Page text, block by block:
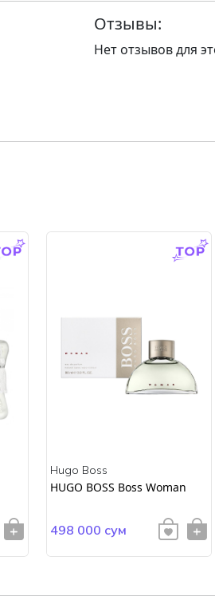
Отзывы:
Нет отзывов для
Hugo Boss
HUGO BOSS Boss Woman
498 000 сум